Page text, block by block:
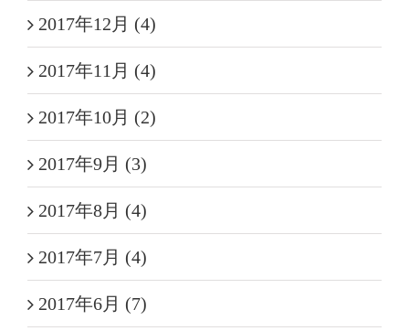
2017年12月 (4)
2017年11月 (4)
2017年10月 (2)
2017年9月 (3)
2017年8月 (4)
2017年7月 (4)
2017年6月 (7)